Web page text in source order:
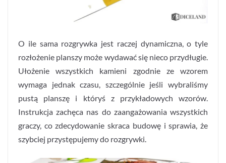
O ile sama rozgrywka jest raczej dynamiczna, o tyle
rozłożenie planszy może wydawać się nieco przydługie.
Ułożenie wszystkich kamieni zgodnie ze wzorem
wymaga jednak czasu, szczególnie jeśli wybraliśmy
pustą planszę i któryś z przykładowych wzorów.
Instrukcja zachęca nas do zaangażowania wszystkich
graczy, co zdecydowanie skraca budowę i sprawia, że
szybciej przystępujemy do rozgrywki.